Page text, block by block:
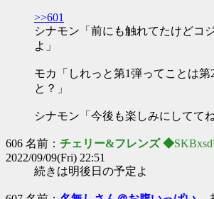
>>601
シナモン「前にも触れてたけどコ
よ」
モカ「しれっと第1弾ってことは第
と？」
シナモン「今後も楽しみにしててね
606 名前： チェリー&フレンズ ◆
2022/09/09(Fri) 22:51
続きは明後日の予定よ